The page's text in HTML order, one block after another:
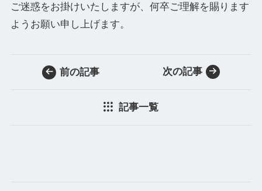
ご迷惑をお掛けいたしますが、何卒ご理解を賜ります
ようお願い申し上げます。
前の記事
記事一覧
次の記事